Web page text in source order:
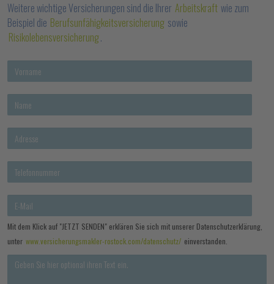
Weitere wichtige Versicherungen sind die Ihrer Arbeitskraft wie zum
Beispiel die Berufsunfähigkeitsversicherung sowie
Risikolebensversicherung.
Mit dem Klick auf "JETZT SENDEN" erklären Sie sich mit unserer Datenschutzerklärung,
unter www.versicherungsmakler-rostock.com/datenschutz/ einverstanden.